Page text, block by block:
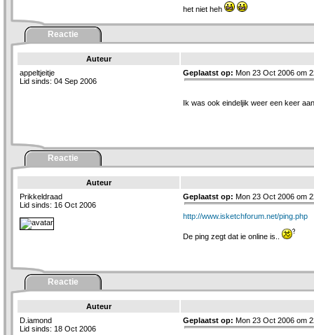
het niet heh
Reactie
Auteur
appeltjeitje
Lid sinds: 04 Sep 2006
Geplaatst op: Mon 23 Oct 2006 om
Ik was ook eindeljik weer een keer
Reactie
Auteur
Prikkeldraad
Lid sinds: 16 Oct 2006
Geplaatst op: Mon 23 Oct 2006 om
http://www.isketchforum.net/ping.php
De ping zegt dat ie online is..
Reactie
Auteur
D.iamond
Lid sinds: 18 Oct 2006
Geplaatst op: Mon 23 Oct 2006 om